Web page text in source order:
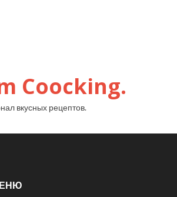
Coocking.
вкусных рецептов.